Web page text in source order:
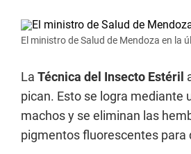
El ministro de Salud de Mendoza en la
La Técnica del Insecto Estéril
pican. Esto se logra mediante
machos y se eliminan las
pigmentos fluorescentes para